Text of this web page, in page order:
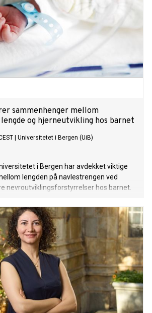
sammenhenger mellom
og hjerneutvikling hos barnet
Universitetet i Bergen (UiB)
i Bergen har avdekket viktige
lengden på navlestrengen ved
nevroutviklingsforstyrrelser hos barnet.